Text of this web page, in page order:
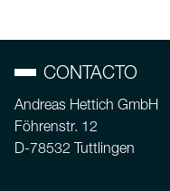
CONTACTO
Andreas Hettich GmbH
Föhrenstr. 12
D-78532 Tuttlingen